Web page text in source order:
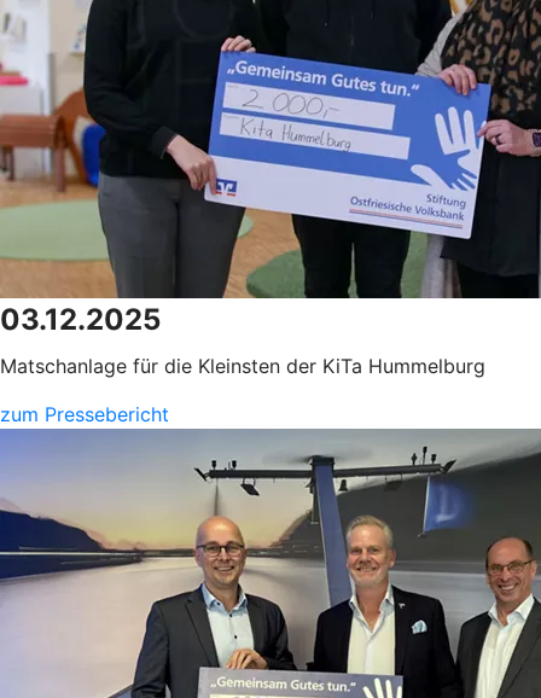
03.12.2025
Matschanlage für die Kleinsten der KiTa Hummelburg
zum Pressebericht